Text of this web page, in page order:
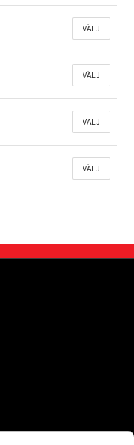
VÄLJ
VÄLJ
VÄLJ
VÄLJ